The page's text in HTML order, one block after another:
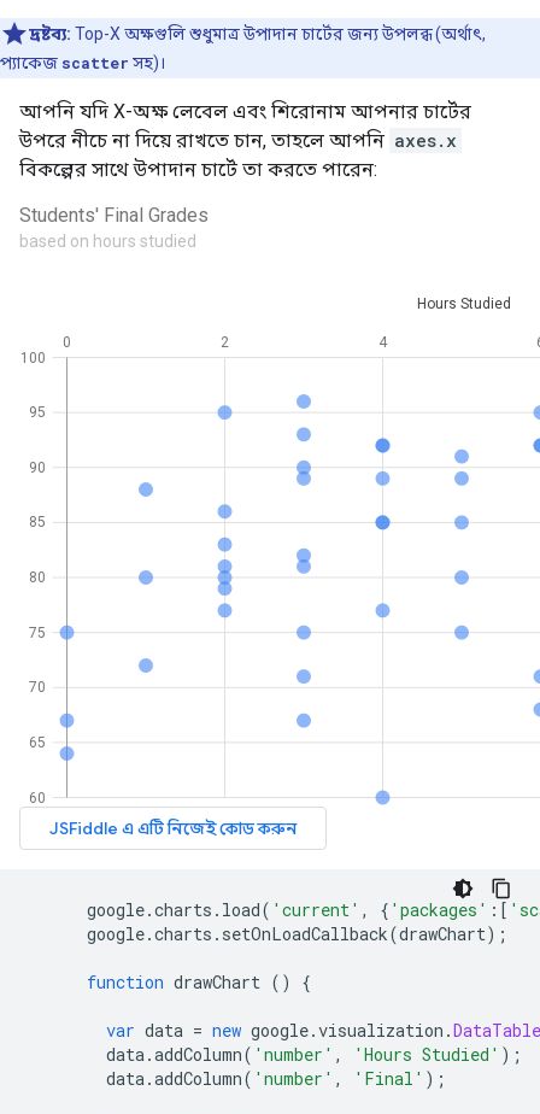
দ্রষ্টব্য: Top-X অক্ষগুলি শুধুমাত্র উপাদান চার্টের জন্য উপলব্ধ (অর্থাৎ,
প্যাকেজ scatter সহ)।
আপনি যদি X-অক্ষ লেবেল এবং শিরোনাম আপনার চার্টের
উপরে নীচে না দিয়ে রাখতে চান, তাহলে আপনি axes.x
বিকল্পের সাথে উপাদান চার্টে তা করতে পারেন:
google.charts . load( 'current' , { 'packages' :[
google.charts . setOnLoadCallback(drawChart);
function drawChart () {
var data = new google.visualization .DataTable
data.addColumn( 'number' , 'Hours Studied' );
data.addColumn( 'number' , 'Final' );